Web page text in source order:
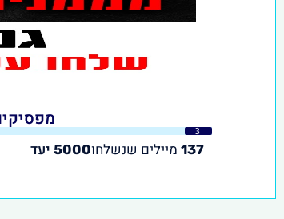
3
137 מיילים שנשלחו5000 יעד